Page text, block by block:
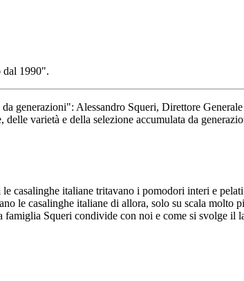
generazioni": Alessandro Squeri, Direttore
varietà e della selezione accumulata da
casalinghe italiane tritavano i pomodori interi e
le casalinghe italiane di allora, solo su scala
Squeri condivide con noi e come si svolge